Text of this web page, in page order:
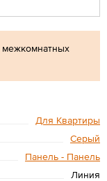
Для Квартиры
Серый
Панель - Панель
Линия